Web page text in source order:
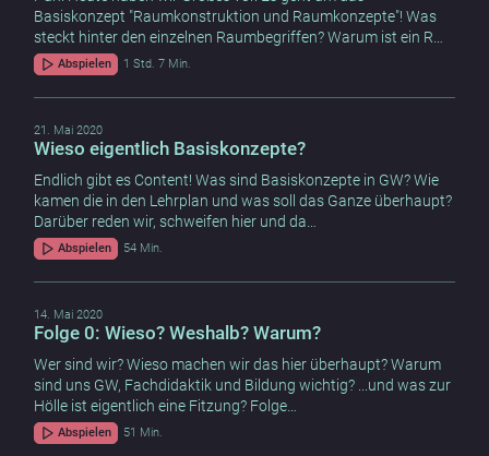
Basiskonzept "Raumkonstruktion und Raumkonzepte"! Was
steckt hinter den einzelnen Raumbegriffen? Warum ist ein R…
Abspielen 1 Std. 7 Min.
21. Mai 2020
Wieso eigentlich Basiskonzepte?
Endlich gibt es Content! Was sind Basiskonzepte in GW? Wie
kamen die in den Lehrplan und was soll das Ganze überhaupt?
Darüber reden wir, schweifen hier und da…
Abspielen 54 Min.
14. Mai 2020
Folge 0: Wieso? Weshalb? Warum?
Wer sind wir? Wieso machen wir das hier überhaupt? Warum
sind uns GW, Fachdidaktik und Bildung wichtig? ...und was zur
Hölle ist eigentlich eine Fitzung? Folge…
Abspielen 51 Min.